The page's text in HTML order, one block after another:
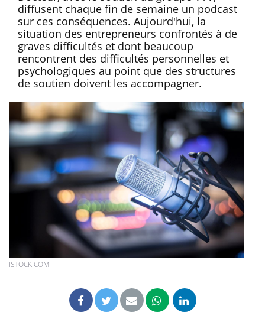
diffusent chaque fin de semaine un podcast
sur ces conséquences. Aujourd'hui, la
situation des entrepreneurs confrontés à de
graves difficultés et dont beaucoup
rencontrent des difficultés personnelles et
psychologiques au point que des structures
de soutien doivent les accompagner.
ISTOCK.COM